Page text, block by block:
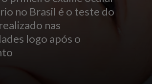
no Brasil é o teste do
nas
logo após o